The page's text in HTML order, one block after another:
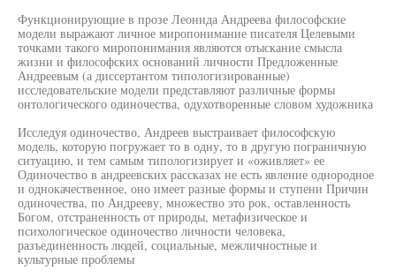
Функционирующие в прозе Леонида Андреева философские
модели выражают личное миропонимание писателя Целевыми
точками такого миропонимания являются отыскание смысла
жизни и философских оснований личности Предложенные
Андреевым (а диссертантом типологизированные)
исследовательские модели представляют различные формы
онтологического одиночества, одухотворенные словом художника
Исследуя одиночество, Андреев выстраивает философскую
модель, которую погружает то в одну, то в другую пограничную
ситуацию, и тем самым типологизирует и «оживляет» ее
Одиночество в андреевских рассказах не есть явление однородное
и однокачественное, оно имеет разные формы и ступени Причин
одиночества, по Андрееву, множество это рок, оставленность
Богом, отстраненность от природы, метафизическое и
психологическое одиночество личности человека,
разъединенность людей, социальные, межличностные и
культурные проблемы